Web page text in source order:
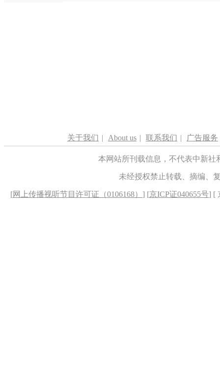
关于我们 | About us | 联系我们 | 广告服务
本网站所刊载信息，不代表中新
未经授权禁止转载、摘编、
[网上传播视听节目许可证（0106168） ] [京ICP证040655号] [